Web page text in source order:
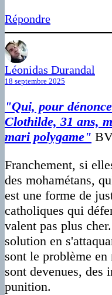
Répondre
Léonidas Durandal
18 septembre 2025
"Qui, pour
Clothilde, 31 ans,
mari polygame"
Franchement, si
des mohamétans,
est une forme de
catholiques qui
valent pas plus
solution en
sont le problème
sont devenues, des
punition.